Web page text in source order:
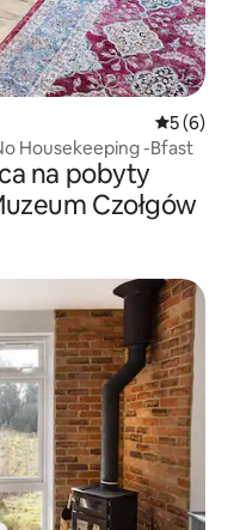
Średnia
5 (6)
Housekeeping -Bfast
na pobyty
Czołgów
gości